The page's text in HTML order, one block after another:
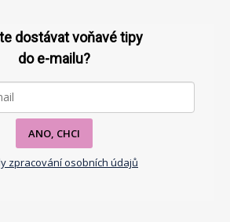
dostávat voňavé tipy
do e-mailu?
ANO, CHCI
zpracování osobních údajů